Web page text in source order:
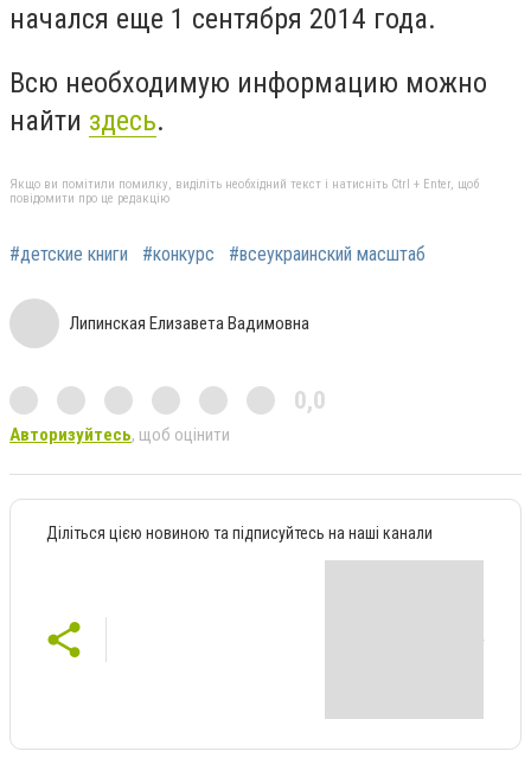
начался еще 1 сентября 2014 года.
Всю необходимую информацию можно
найти здесь.
Якщо ви помітили помилку, виділіть необхідний текст і натисніть Ctrl + Enter, щоб
повідомити про це редакцію
#детские книги #конкурс #всеукраинский масштаб
Липинская Елизавета Вадимовна
0,0
Авторизуйтесь, щоб оцінити
Діліться цією новиною та підписуйтесь на наші канали